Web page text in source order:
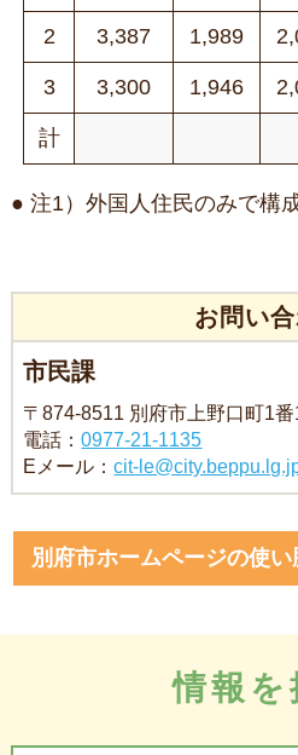
2 3,387 1,989
3 3,300 1,946
計
● 注1）外国人住民のみで構
お問い
市民課
〒874-8511 別府市上野口町1番
電話：0977-21-1135
Eメール：cit-
別府市ホームページの使
情報を